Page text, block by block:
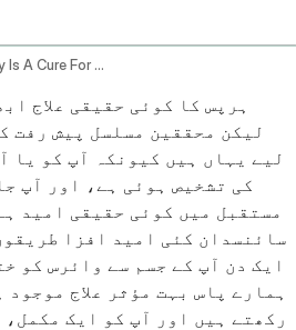
How Far Away Is A Cure For Herpes
ہرپس کا کوئی حقیقی علاج
لیکن محققین مسلسل پیش رفت
لیے یہاں ہیں کیونکہ آپ کو یا
کی تشخیص ہوئی ہے، اور آپ
مستقبل میں کوئی حقیقی امید
سائنسدان کئی امید افزا
ایک دن آپ کے جسم سے وائرس کو
ہمارے پاس بہت مؤثر علاج
رکھتے ہیں اور آپ کو ایک